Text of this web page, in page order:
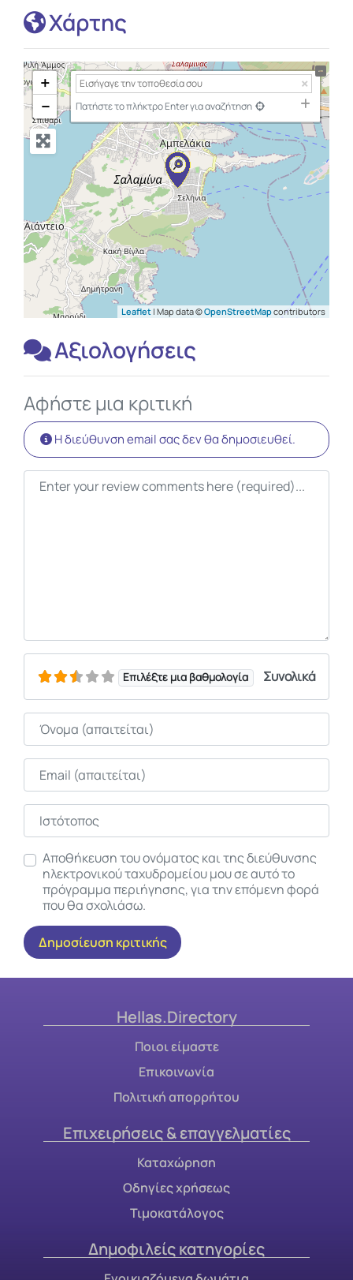
Χάρτης
+
−
Πατήστε το πλήκτρο Enter για αναζήτηση
Leaflet | Map data ©OpenStreetMapcontributors
Αξιολογήσεις
Αφήστε μια κριτική
Η διεύθυνση email σας δεν θα δημοσιευθεί.
Κείμενο κριτικής
Επιλέξτε μια βαθμολογία Συνολικά
Όνομα
Email
Ιστότοπος
Αποθήκευση του ονόματος και της διεύθυνσης
ηλεκτρονικού ταχυδρομείου μου σε αυτό το
πρόγραμμα περιήγησης, για την επόμενη φορά
που θα σχολιάσω.
Hellas.Directory
Ποιοι είμαστε
Επικοινωνία
Πολιτική απορρήτου
Επιχειρήσεις & επαγγελματίες
Καταχώρηση
Οδηγίες χρήσεως
Τιμοκατάλογος
Δημοφιλείς κατηγορίες